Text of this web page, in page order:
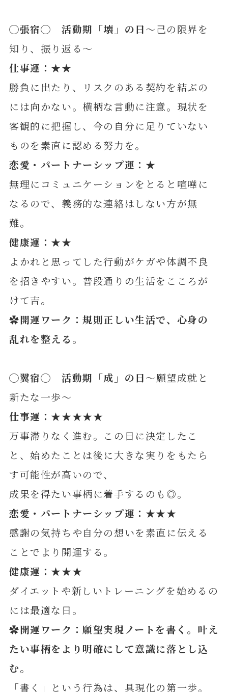
◯張宿◯ 活動期「壊」の日～己の限界を
知り、振り返る～
仕事運：★★
勝負に出たり、リスクのある契約を結ぶの
には向かない。横柄な言動に注意。現状を
客観的に把握し、今の自分に足りていない
ものを素直に認める努力を。
恋愛・パートナーシップ運：★
無理にコミュニケーションをとると喧嘩に
なるので、義務的な連絡はしない方が無
難。
健康運：★★
よかれと思ってした行動がケガや体調不良
を招きやすい。普段通りの生活をこころが
けて吉。
✿開運ワーク：規則正しい生活で、心身の
乱れを整える 。
◯翼宿◯ 活動期「成」の日～願望成就と
新たな一歩～
仕事運：★★★★★
万事滞りなく進む。この日に決定したこ
と、始めたことは後に大きな実りをもたら
す可能性が高いので、
成果を得たい事柄に着手するのも◎。
恋愛・パートナーシップ運：★★★
感謝の気持ちや自分の想いを素直に伝える
ことでより開運する。
健康運：★★★
ダイエットや新しいトレーニングを始めるの
には最適な日。
✿開運ワーク：願望実現ノートを書く。叶え
たい事柄をより明確にして意識に落とし込
む。
「書く」という行為は、具現化の第一歩。